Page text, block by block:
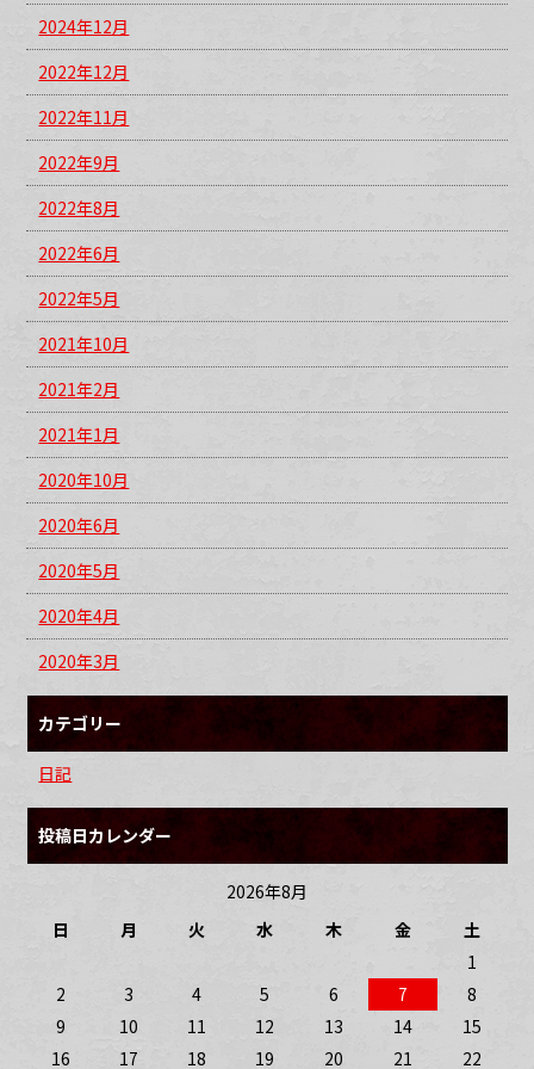
2024年12月
2022年12月
2022年11月
2022年9月
2022年8月
2022年6月
2022年5月
2021年10月
2021年2月
2021年1月
2020年10月
2020年6月
2020年5月
2020年4月
2020年3月
カテゴリー
日記
投稿日カレンダー
2026年8月
日
月 火 水 木 金
土
1
2
3 4 5 6 7
8
9
10 11 12 13 14
15
16
17 18 19 20 21 22